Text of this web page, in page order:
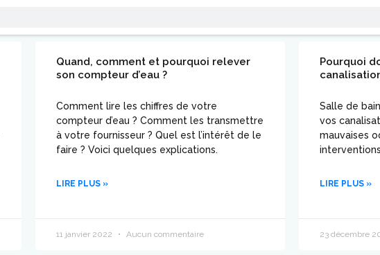
Quand, comment et pourquoi relever
son compteur d’eau ?
Comment lire les chiffres de votre
compteur d’eau ? Comment les transmettre
à votre fournisseur ? Quel est l’intérêt de le
faire ? Voici quelques explications.
LIRE PLUS »
11 janvier 2022 Aucun commentaire
Pourquoi
Salle de
vos
mauvaises
LIRE PLUS »
23 décembre